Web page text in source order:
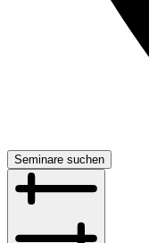
Seminare suchen